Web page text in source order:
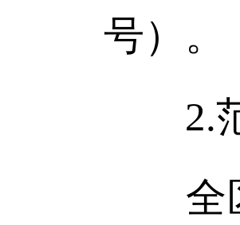
号）。
2.
全区